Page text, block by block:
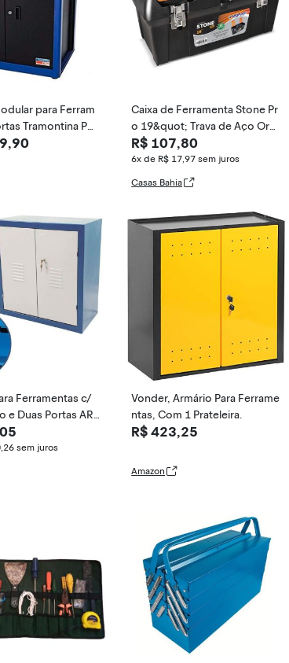
para Ferram
Tramontina PR
Caixa de Ferramenta Stone Pr
o 19&quot; Trava de Aço Org
anizadora Arqplast
R$ 107,80
6x de R$ 17,97 sem juros
Casas Bahia
Ferramentas c/
e Duas Portas AR
sem juros
Vonder, Armário Para Ferrame
ntas, Com 1 Prateleira.
R$ 423,25
Amazon